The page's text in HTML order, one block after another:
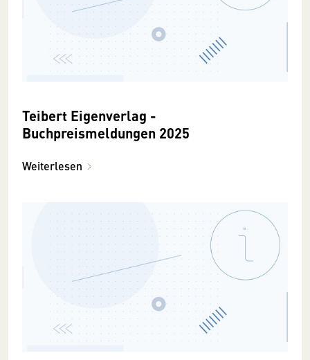
Teibert Eigenverlag -
Buchpreismeldungen 2025
Weiterlesen